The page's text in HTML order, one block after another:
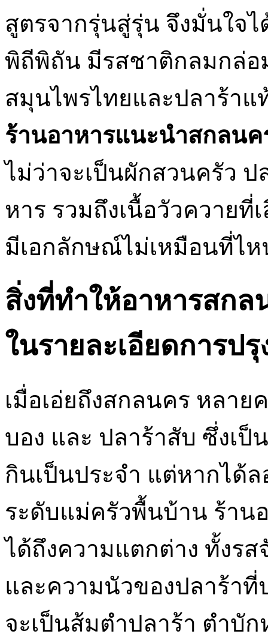
สูตรจากรุ่นสู่รุ่น จึงมั่นใจ
พิถีพิถัน มีรสชาติกลมกล่อ
สมุนไพรไทยและปลาร้าแ
ร้านอาหารแนะนำสกลนค
ไม่ว่าจะเป็นผักสวนครัว
หาร รวมถึงเนื้อวัวควายที่
มีเอกลักษณ์ไม่เหมือนที่ไห
สิ่งที่ทำให้อาหารสก
ในรายละเอียดการปรุ
เมื่อเอ่ยถึงสกลนคร หลา
บอง และ ปลาร้าสับ ซึ่งเ
กินเป็นประจำ แต่หากได้
ระดับแม่ครัวพื้นบ้าน ร้าน
ได้ถึงความแตกต่าง ทั้งร
และความนัวของปลาร้าที่
จะเป็นส้มตำปลาร้า ตำบั